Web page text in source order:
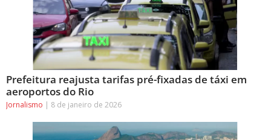
Prefeitura reajusta tarifas pré-fixadas de táxi em
aeroportos do Rio
Jornalismo 8 de janeiro de 2026